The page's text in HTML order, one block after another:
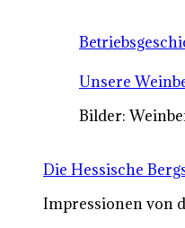
Unsere
Bilder:
Die Hessische
Impressionen von